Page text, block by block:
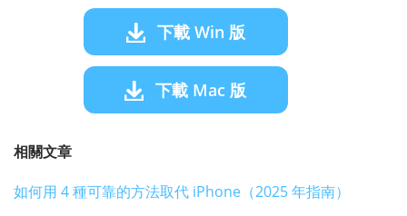
下載 Win 版
下載 Mac 版
相關文章
如何用 4 種可靠的方法取代 iPhone（2025 年指南）